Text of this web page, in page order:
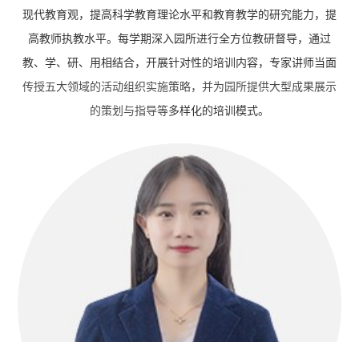
现代教育观，提高科学教育理论水平和教育教学的研究能力，提
高教师执教水平。每学期深入园所进行全方位教研督导，通过
教、学、研、用相结合，开展针对性的培训内容，专家讲师当面
传授五大领域的活动组织实施策略，并为园所提供大型成果展示
的策划与指导等多样化的培训模式。